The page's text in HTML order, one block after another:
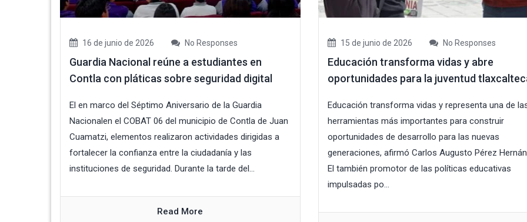
16 de junio de 2026 No Responses
Guardia Nacional reúne a estudiantes en
Contla con pláticas sobre seguridad digital
El en marco del Séptimo Aniversario de la Guardia
Nacionalen el COBAT 06 del municipio de Contla de Juan
Cuamatzi, elementos realizaron actividades dirigidas a
fortalecer la confianza entre la ciudadanía y las
instituciones de seguridad. Durante la tarde del...
Read More
15 de junio de 2026 No Responses
Educación transforma vidas y abre
oportunidades para la juventud
Educación transforma vidas y representa una de
herramientas más importantes para construir
oportunidades de desarrollo para las nuevas
generaciones, afirmó Carlos Augusto Pérez
El también promotor de las políticas educativas
impulsadas po...